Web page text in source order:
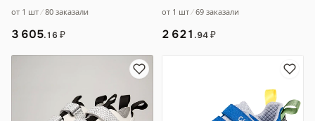
от 1 шт 80 заказали
3 605.16 ₽
от 1 шт 69 заказали
2 621 .94₽